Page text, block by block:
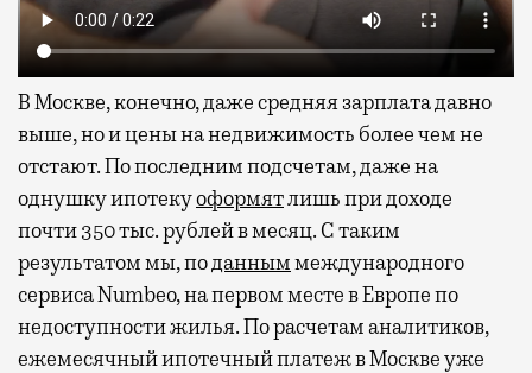
В Москве, конечно, даже средняя зарплата давно
выше, но и цены на недвижимость более чем не
отстают. По последним подсчетам, даже на
однушку ипотекуоформятлишь при доходе
почти 350 тыс. рублей в месяц. С таким
результатом мы, поданныммеждународного
сервиса Numbeo, на первом месте в Европе по
недоступности жилья. По расчетам аналитиков,
ежемесячный ипотечный платеж в Москве уже